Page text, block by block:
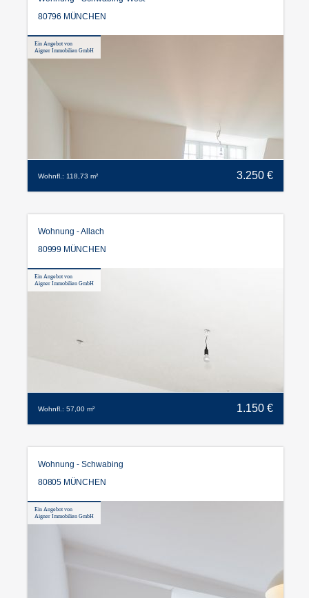
80796 MÜNCHEN
Ein Angebot von
Aigner Immobilien GmbH
Wohnfl.: 118,73 m² 3.250 €
Wohnung - Allach
80999 MÜNCHEN
Ein Angebot von
Aigner Immobilien GmbH
Wohnfl.: 57,00 m² 1.150 €
Wohnung - Schwabing
80805 MÜNCHEN
Ein Angebot von
Aigner Immobilien GmbH